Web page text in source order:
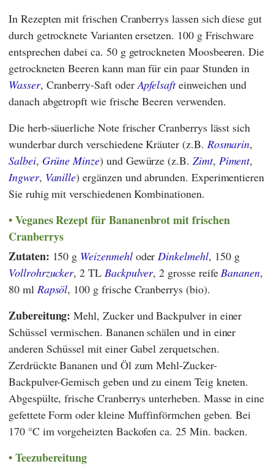
In Rezepten mit frischen Cranberrys lassen sich diese gut
durch getrocknete Varianten ersetzen. 100 g Frischware
entsprechen dabei ca. 50 g getrockneten Moosbeeren. Die
getrockneten Beeren kann man für ein paar Stunden in
Wasser, Cranberry-Saft oder Apfelsafteinweichen und
danach abgetropft wie frische Beeren verwenden.
Die herb-säuerliche Note frischer Cranberrys lässt sich
wunderbar durch verschiedene Kräuter (z.B. Rosmarin,
Salbei, Grüne Minze) und Gewürze (z.B. Zimt, Piment,
Ingwer, Vanille) ergänzen und abrunden. Experimentieren
Sie ruhig mit verschiedenen Kombinationen.
Veganes Rezept für Bananenbrot mit frischen
Cranberrys
Zutaten: 150 g WeizenmehloderDinkelmehl, 150 g
Vollrohrzucker, 2 TL Backpulver, 2 grosse reifeBananen,
80 ml Rapsöl, 100 g frische Cranberrys (bio).
Zubereitung:Mehl, Zucker und Backpulver in einer
Schüssel vermischen. Bananen schälen und in einer
anderen Schüssel mit einer Gabel zerquetschen.
Zerdrückte Bananen und Öl zum Mehl-Zucker-
Backpulver-Gemisch geben und zu einem Teig kneten.
Abgespülte, frische Cranberrys unterheben. Masse in eine
gefettete Form oder kleine Muffinförmchen geben. Bei
170 °C im vorgeheizten Backofen ca. 25 Min. backen.
Teezubereitung